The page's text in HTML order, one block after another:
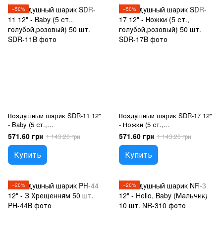
−50%
Воздушный шарик SDR-11 12"
- Baby (5 ст.,
голубой,розовый) 50 шт., 100
шт., 12"/30см., Голубой,
Розовый, Круглый,
Новорожденные
571.60 грн 1 143.20 грн
Купить
−50%
Воздушный шарик SDR-17 12"
- Ножки (5 ст.,
голубой,розовый) 50 шт., 100
шт., 12"/30см., Голубой,
Розовый, Новорожденные
571.60 грн 1 143.20 грн
Купить
−20% −20%